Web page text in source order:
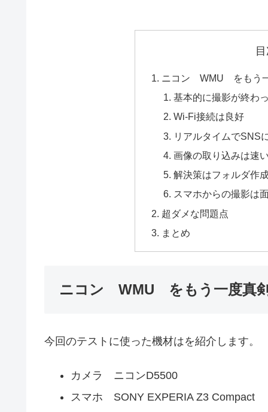
ニコン WMU をもう
基本的に撮影が終わ
Wi-Fi接続は良好
リアルタイムでSNS
画像の取り込みは速
解決策はフォルダ作
スマホからの撮影は
超ダメな問題点
まとめ
ニコン WMU をもう一度真
今回のテストに使った機材はを紹介します。
カメラ ニコンD5500
スマホ SONY EXPERIA Z3 Compact